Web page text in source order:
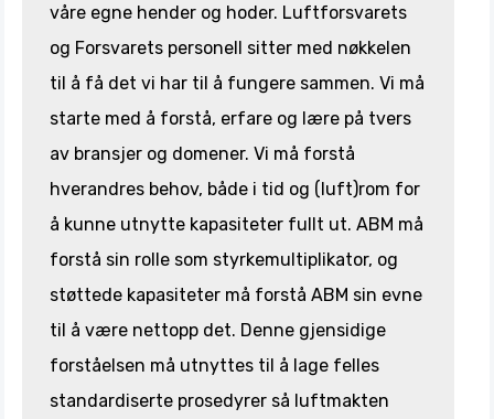
våre egne hender og hoder. Luftforsvarets
og Forsvarets personell sitter med nøkkelen
til å få det vi har til å fungere sammen. Vi må
starte med å forstå, erfare og lære på tvers
av bransjer og domener. Vi må forstå
hverandres behov, både i tid og (luft)rom for
å kunne utnytte kapasiteter fullt ut. ABM må
forstå sin rolle som styrkemultiplikator, og
støttede kapasiteter må forstå ABM sin evne
til å være nettopp det. Denne gjensidige
forståelsen må utnyttes til å lage felles
standardiserte prosedyrer så luftmakten